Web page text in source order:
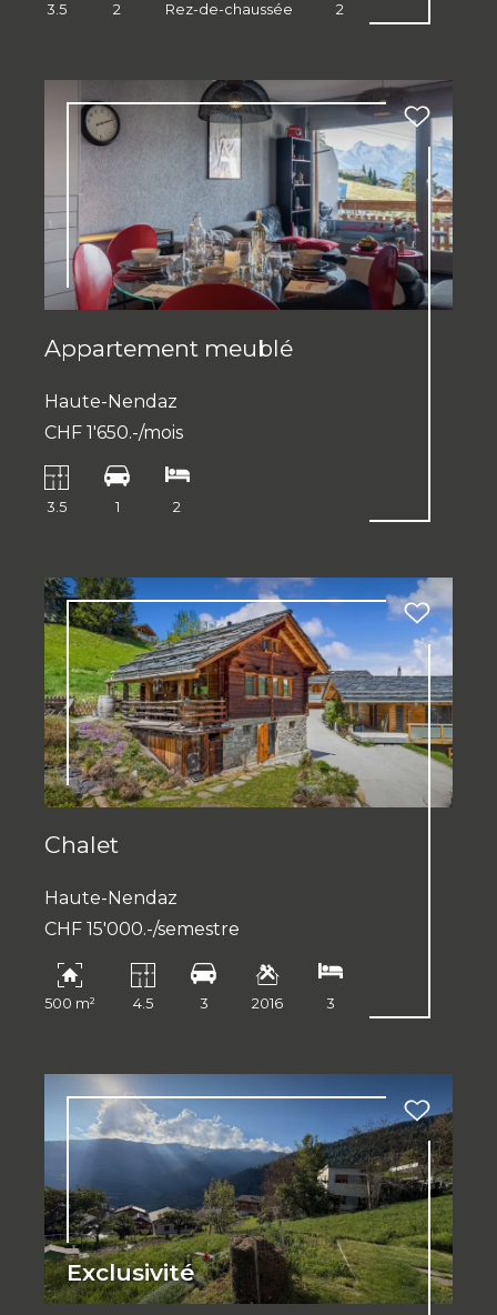
3.5 2 Rez-de-chaussée 2
Appartement meublé
Haute-Nendaz
CHF 1'650.-/mois
3.5 1 2
Chalet
Haute-Nendaz
CHF 15'000.-/semestre
500 m² 4.5 3 2016 3
Exclusivité